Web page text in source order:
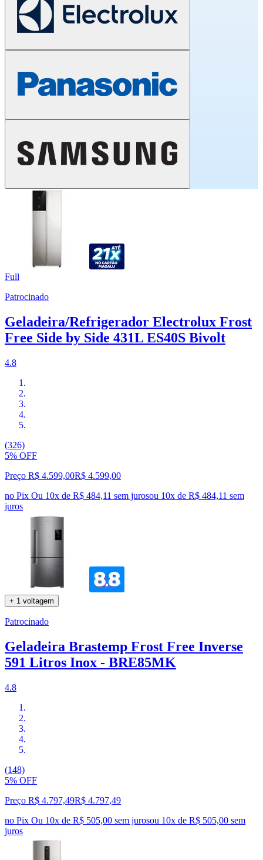
Full
Patrocinado
Geladeira/Refrigerador Electrolux Frost
Free Side by Side 431L ES40S Bivolt
4.8
(326)
5% OFF
Preço R$ 4.599,00R$ 4.599,00
no Pix Ou 10x de R$ 484,11 sem jurosou 10x de R$ 484,11 sem
juros
+ 1 voltagem
Patrocinado
Geladeira Brastemp Frost Free Inverse
591 Litros Inox - BRE85MK
4.8
(148)
5% OFF
Preço R$ 4.797,49R$ 4.797,49
no Pix Ou 10x de R$ 505,00 sem jurosou 10x de R$ 505,00 sem
juros